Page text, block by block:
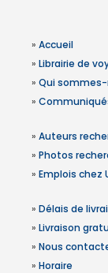
» Accueil
» Librairie de
» Qui
»
» Auteurs
» Photos
» Emplois chez
» Délais de
» Livraison
» Nous
» Horaire